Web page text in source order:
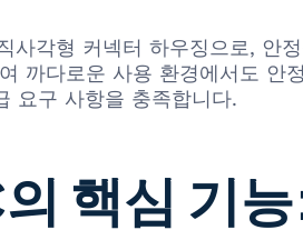
각형 커넥터 하우징으로, 안
까다로운 사용 환경에서도
요구 사항을 충족합니다.
핵심 기능